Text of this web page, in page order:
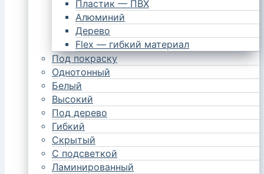
Пластик — ПВХ
Алюминий
Дерево
Flex — гибкий материал
Под покраску
Однотонный
Белый
Высокий
Под дерево
Гибкий
Скрытый
С подсветкой
Ламинированный